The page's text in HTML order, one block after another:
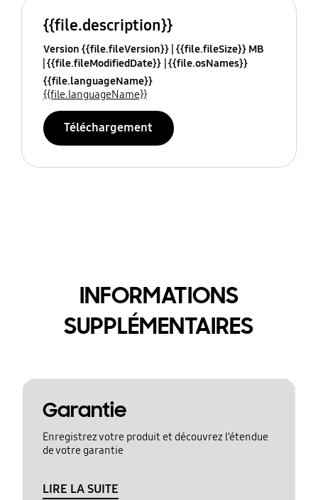
{{file.description}}
Version {{file.fileVersion}} {{file.fileSize}} MB
{{file.fileModifiedDate}} {{file.osNames}}
{{file.languageName}}
{{file.languageName}}
Téléchargement
INFORMATIONS
SUPPLÉMENTAIRES
Garantie
Enregistrez votre produit et découvrez l’étendue
de votre garantie
LIRE LA SUITE